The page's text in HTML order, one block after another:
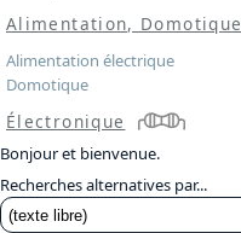
Alimentation, Domotique
Alimentation électrique
Domotique
Électronique
Bonjour et bienvenue.
Recherches alternatives par...